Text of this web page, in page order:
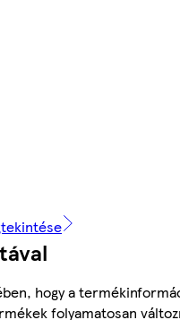
hogy a
folyamatosan